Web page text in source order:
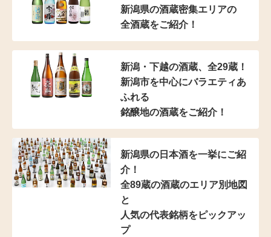
新潟県の酒蔵密集エリアの
全酒蔵をご紹介！
新潟・下越の酒蔵、全29蔵！
新潟市を中心にバラエティあ
ふれる
銘醸地の酒蔵をご紹介！
新潟県の日本酒を一挙にご紹
介！
全89蔵の酒蔵のエリア別地図
と
人気の代表銘柄をピックアッ
プ